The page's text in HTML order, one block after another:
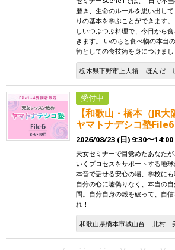
磨き、生命のルールを思い出し
りの基本を学ぶことができます
しいつぶつぶ料理で、今日から
きます。 いのちと食べ物の本当
術としての食技術を身につけまし
栃木県下野市上大領 ほんだ
受付中
【和歌山・橋本（JR
ヤマトナデシコ塾File6
2026/08/23 (日) 9:30〜14:00
天女セミナーで目覚めたあなた
いくプロセスをサポートする地
本音で話せる安心の場、学校にも
自分の心に嘘偽りなく、本当の
間。自分自身の殻を破って、自
れ！
和歌山県橋本市城山台 北村